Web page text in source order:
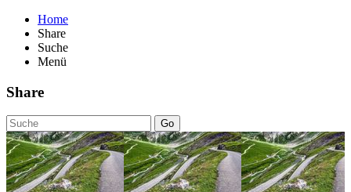
Home
Share
Suche
Menü
Share
Go